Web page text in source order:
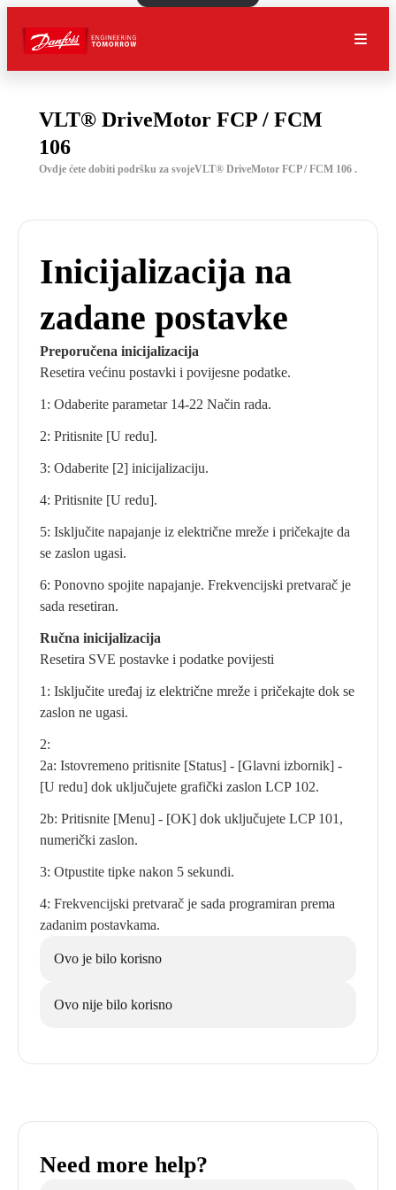
VLT® DriveMotor FCP / FCM
106
Ovdje ćete dobiti podršku za svojeVLT® DriveMotor FCP / FCM 106 .
Inicijalizacija na
zadane postavke
Preporučena inicijalizacija
Resetira većinu postavki i povijesne podatke.
1: Odaberite parametar 14-22 Način rada.
2: Pritisnite [U redu].
3: Odaberite [2] inicijalizaciju.
4: Pritisnite [U redu].
5: Isključite napajanje iz električne mreže i pričekajte da
se zaslon ugasi.
6: Ponovno spojite napajanje. Frekvencijski pretvarač je
sada resetiran.
Ručna inicijalizacija
Resetira SVE postavke i podatke povijesti
1: Isključite uređaj iz električne mreže i pričekajte dok se
zaslon ne ugasi.
2:
2a: Istovremeno pritisnite [Status] - [Glavni izbornik] -
[U redu] dok uključujete grafički zaslon LCP 102.
2b: Pritisnite [Menu] - [OK] dok uključujete LCP 101,
numerički zaslon.
3: Otpustite tipke nakon 5 sekundi.
4: Frekvencijski pretvarač je sada programiran prema
zadanim postavkama.
Ovo je bilo korisno
Ovo nije bilo korisno
Need more help?